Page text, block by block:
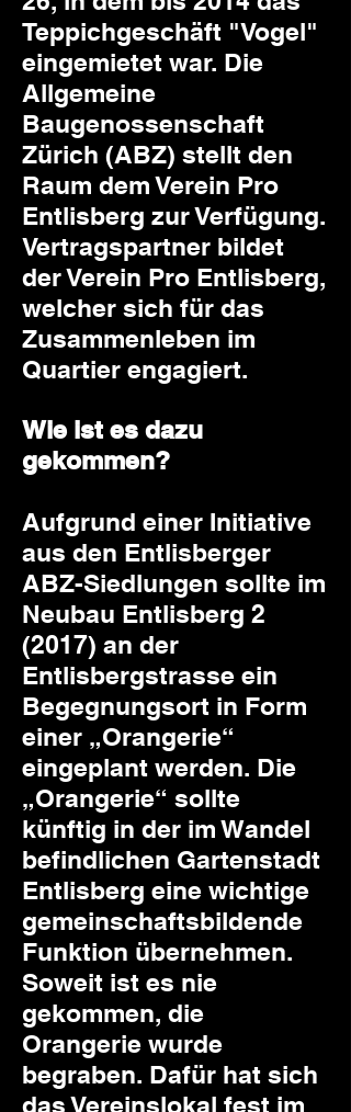
Teppichgeschäft "Vogel"
eingemietet war. Die
Allgemeine
Baugenossenschaft
Zürich (ABZ) stellt den
Raum dem Verein Pro
Entlisberg zur Verfügung.
Vertragspartner bildet
der Verein Pro Entlisberg,
welcher sich für das
Zusammenleben im
Quartier engagiert.
Wie ist es dazu
gekommen?
Aufgrund einer Initiative
aus den Entlisberger
ABZ-Siedlungen sollte im
Neubau Entlisberg 2
(2017) an der
Entlisbergstrasse ein
Begegnungsort in Form
einer „Orangerie“
eingeplant werden. Die
„Orangerie“ sollte
künftig in der im Wandel
befindlichen Gartenstadt
Entlisberg eine wichtige
gemeinschaftsbildende
Funktion übernehmen.
Soweit ist es nie
gekommen, die
Orangerie wurde
begraben. Dafür hat sich
das Vereinslokal fest im